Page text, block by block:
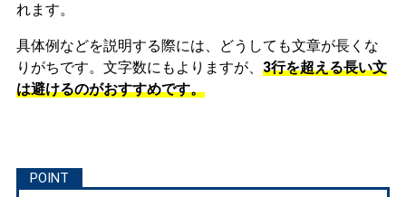
れます。
具体例などを説明する際には、どうしても文章が長くな
りがちです。文字数にもよりますが、 3行を超える長い文
は避けるのがおすすめです。